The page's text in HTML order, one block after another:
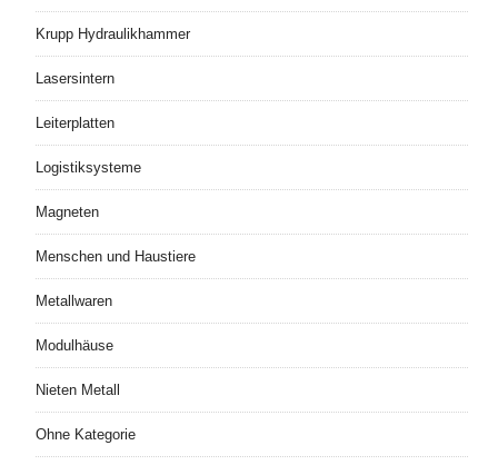
Krupp Hydraulikhammer
Lasersintern
Leiterplatten
Logistiksysteme
Magneten
Menschen und Haustiere
Metallwaren
Modulhäuse
Nieten Metall
Ohne Kategorie